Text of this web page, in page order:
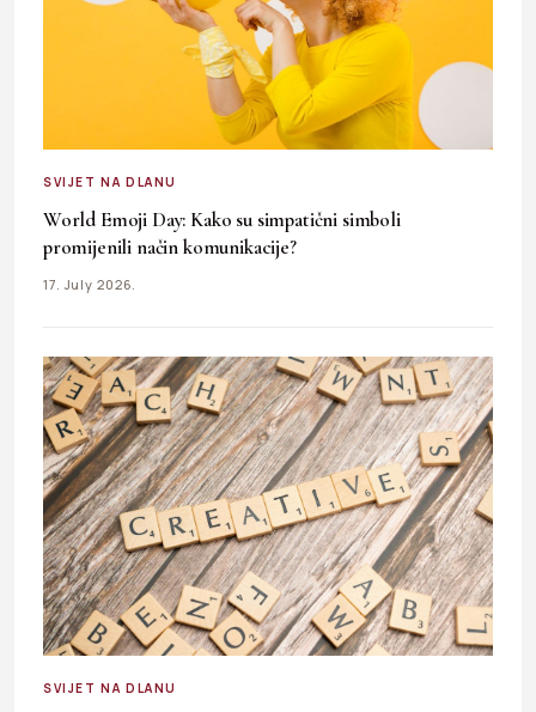
SVIJET NA DLANU
World Emoji Day: Kako su simpatični simboli
promijenili način komunikacije?
17. July 2026.
SVIJET NA DLANU